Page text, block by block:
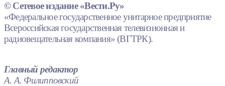
© Сетевое издание «Вести.Ру»
«Федеральное государственное унитарное предприятие
Всероссийская государственная телевизионная и
радиовещательная компания» (ВГТРК).
Главный редактор
А. А. Филипповский